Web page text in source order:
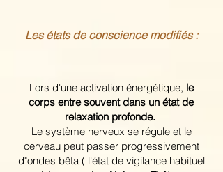
Les états de conscience modifiés :
Lors d'une activation énergétique, le
corps entre souvent dans un état de
relaxation profonde.
Le système nerveux se régule et le
cerveau peut passer progressivement
d"ondes bêta ( l'état de vigilance habituel